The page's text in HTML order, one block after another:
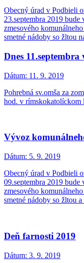
Obecný úrad v Podbieli
23.septembra 2019
zmesového
smetné nádoby so žltou
Dnes 11.septembra
Dátum: 11. 9. 2019
Pohrebná sv.omša za
hod. v rímskokatolíckom
Vývoz
Dátum: 5. 9. 2019
Obecný úrad v Podbieli
09.septembra 2019
zmesového
smetné nádoby so žltou
Deň farnosti 2019
Dátum: 3. 9. 2019